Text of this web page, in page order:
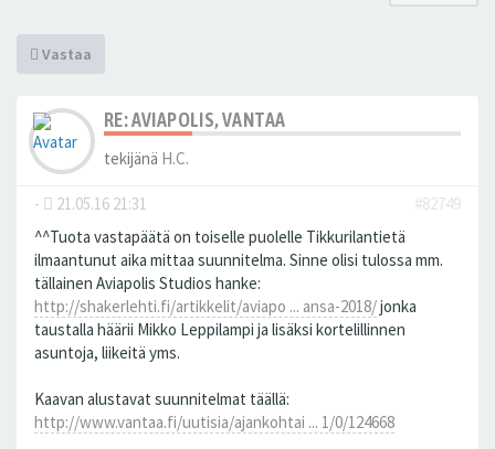
Vastaa
RE: AVIAPOLIS, VANTAA
tekijänä H.C.
- 21.05.16 21:31
#82749
^^Tuota vastapäätä on toiselle puolelle Tikkurilantietä
ilmaantunut aika mittaa suunnitelma. Sinne olisi tulossa mm.
tällainen Aviapolis Studios hanke:
http://shakerlehti.fi/artikkelit/aviapo ... ansa-2018/jonka
taustalla häärii Mikko Leppilampi ja lisäksi kortelillinnen
asuntoja, liikeitä yms.
Kaavan alustavat suunnitelmat täällä:
http://www.vantaa.fi/uutisia/ajankohtai ... 1/0/124668